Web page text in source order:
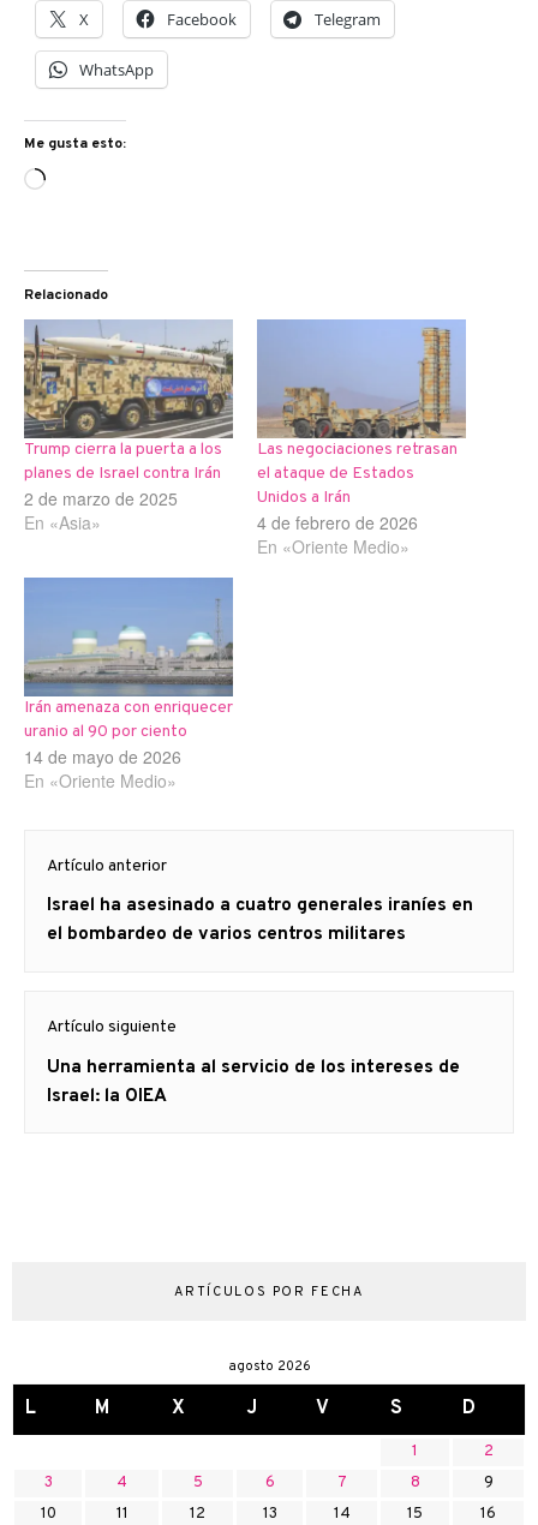
X Facebook Telegram
WhatsApp
Me gusta esto:
Cargando...
Relacionado
Trump cierra la puerta a los
planes de Israel contra Irán
2 de marzo de 2025
En «Asia»
Las negociaciones retrasan
el ataque de Estados
Unidos a Irán
4 de febrero de 2026
En «Oriente Medio»
Irán amenaza con enriquecer
uranio al 90 por ciento
14 de mayo de 2026
En «Oriente Medio»
de
entradas
Artículo anterior
Artículo
anterior
Israel ha asesinado a cuatro generales iraníes en
el bombardeo de varios centros militares
Artículo siguiente
Artículo
siguiente:
Una herramienta al servicio de los intereses de
Israel: la OIEA
ARTÍCULOS POR FECHA
agosto 2026
L M X J V S D
1
2
3
4 5 6 7 8
9
10
11 12 13 14 15
16